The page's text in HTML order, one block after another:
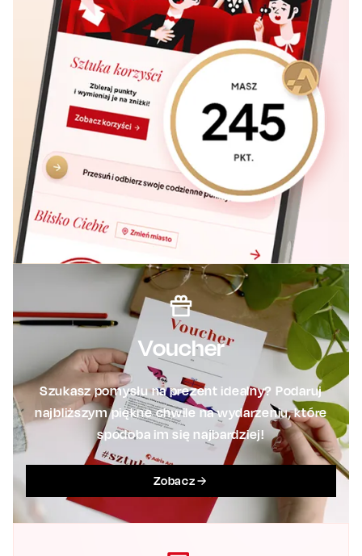
Voucher
Szukasz pomysłu na prezent idealny? Podaruj
najbliższym piękne chwile na wydarzeniu, które
spodoba im się najbardziej!
Zobacz